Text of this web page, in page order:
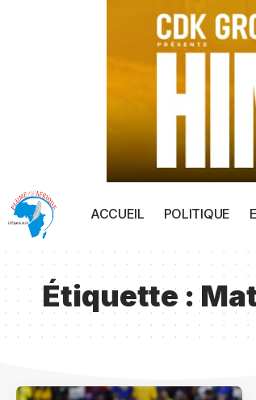
ACCUEIL POLITIQUE
Étiquette :